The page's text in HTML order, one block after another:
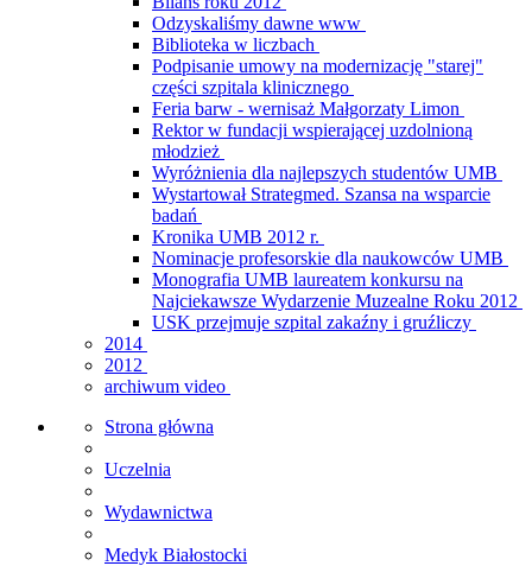
Odzyskaliśmy dawne www
Biblioteka w liczbach
Podpisanie umowy na modernizację "starej"
części szpitala klinicznego
Feria barw - wernisaż Małgorzaty Limon
Rektor w fundacji wspierającej uzdolnioną
młodzież
Wyróżnienia dla najlepszych studentów UMB
Wystartował Strategmed. Szansa na wsparcie
badań
Kronika UMB 2012 r.
Nominacje profesorskie dla naukowców UMB
Monografia UMB laureatem konkursu na
Najciekawsze Wydarzenie Muzealne Roku 2012
USK przejmuje szpital zakaźny i gruźliczy
2014
2012
archiwum video
Strona główna
Uczelnia
Wydawnictwa
Medyk Białostocki